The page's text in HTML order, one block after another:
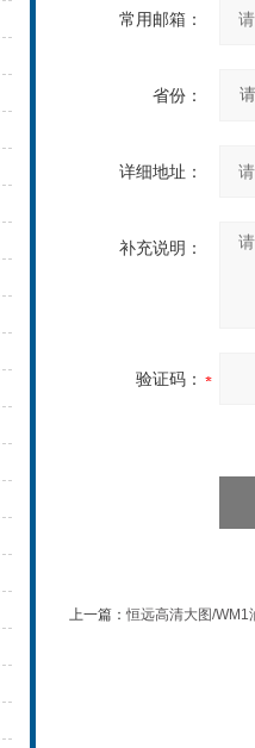
常用邮箱：
省份：
详细地址：
补充说明：
验证码：
上一篇：恒远高清大图/WM1